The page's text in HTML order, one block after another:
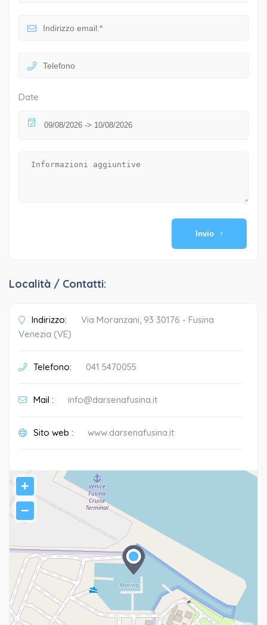
Date
Invio
Località / Contatti:
Indirizzo:
Via Moranzani, 93 30176 - Fusina
Venezia (VE)
Telefono: 041 5470055
Mail : info@darsenafusina.it
Sito web : www.darsenafusina.it
+
−